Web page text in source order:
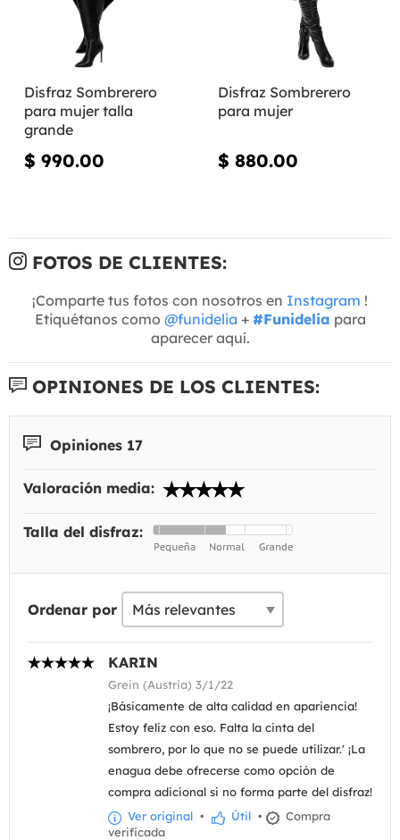
Disfraz Sombrerero
para mujer talla
grande
$ 990.00
Disfraz Sombrerero
para mujer
$ 880.00
FOTOS DE CLIENTES:
¡Comparte tus fotos con nosotros en Instagram !
Etiquétanos como @funidelia + #Funidelia para
aparecer aquí.
OPINIONES DE LOS CLIENTES:
Opiniones 17
Valoración media:
Talla del disfraz:
Ordenar por
KARIN
Grein (Austria) 3/1/22
¡Básicamente de alta calidad en apariencia!
Estoy feliz con eso. Falta la cinta del
sombrero, por lo que no se puede utilizar.' ¡La
enagua debe ofrecerse como opción de
compra adicional si no forma parte del disfraz!
Ver original • Útil •
Compra
verificada